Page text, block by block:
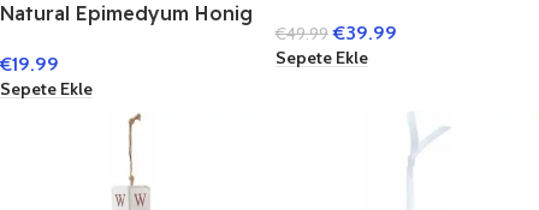
Natural Epimedyum Honig
€19.99
Sepete Ekle
€49.99 €39.99
Sepete Ekle